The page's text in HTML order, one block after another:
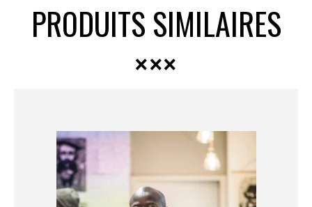
PRODUITS SIMILAIRES